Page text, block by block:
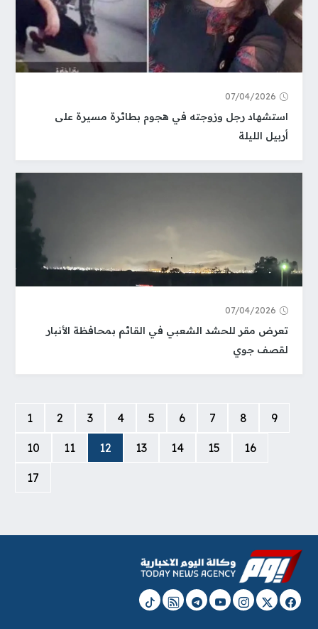
07/04/2026
استشهاد رجل وزوجته في هجوم بطائرة مسيرة على
أربيل الليلة
07/04/2026
تعرض مقر للحشد الشعبي في القائم بمحافظة الأنبار
لقصف جوي
1 2 3 4 5 6 7 8 9
10 11 12 13 14 15 16
17